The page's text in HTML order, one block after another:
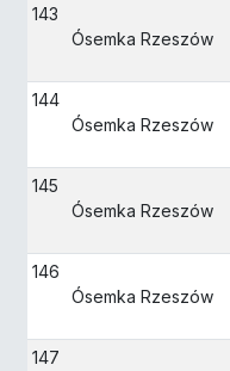
143
Ósemka Rzeszów
144
Ósemka Rzeszów
145
Ósemka Rzeszów
146
Ósemka Rzeszów
147